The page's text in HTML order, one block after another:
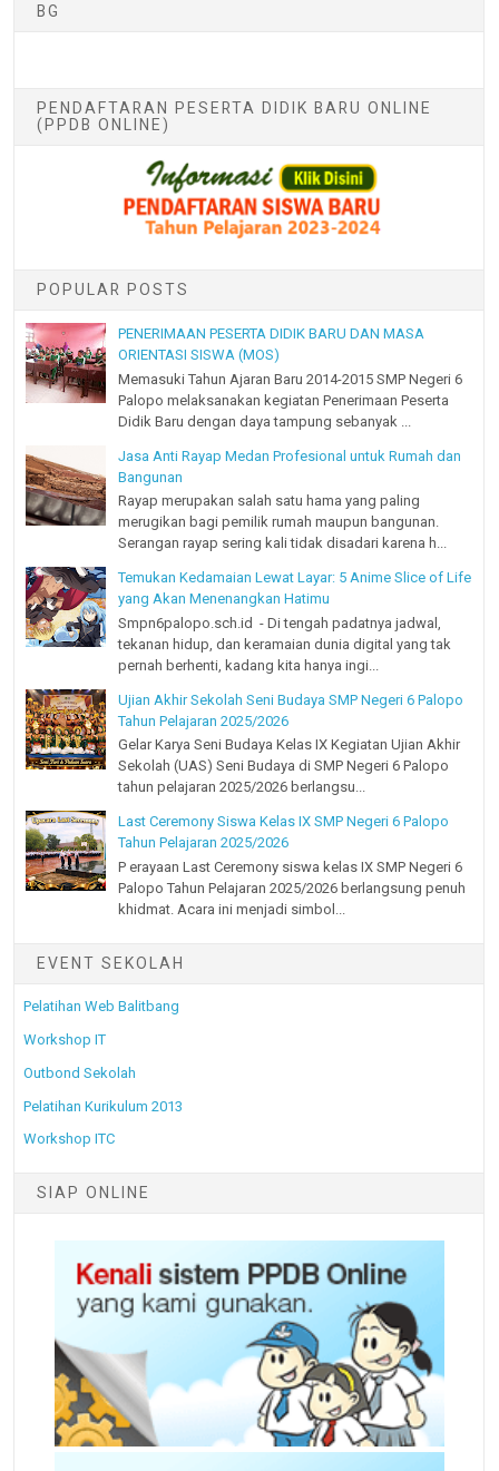
BG
PENDAFTARAN PESERTA DIDIK BARU ONLINE
(PPDB ONLINE)
POPULAR POSTS
PENERIMAAN PESERTA DIDIK BARU DAN MASA
ORIENTASI SISWA (MOS)
Memasuki Tahun Ajaran Baru 2014-2015 SMP Negeri 6
Palopo melaksanakan kegiatan Penerimaan Peserta
Didik Baru dengan daya tampung sebanyak ...
Jasa Anti Rayap Medan Profesional untuk Rumah dan
Bangunan
Rayap merupakan salah satu hama yang paling
merugikan bagi pemilik rumah maupun bangunan.
Serangan rayap sering kali tidak disadari karena h...
Temukan Kedamaian Lewat Layar: 5 Anime Slice of Life
yang Akan Menenangkan Hatimu
Smpn6palopo.sch.id - Di tengah padatnya jadwal,
tekanan hidup, dan keramaian dunia digital yang tak
pernah berhenti, kadang kita hanya ingi...
Ujian Akhir Sekolah Seni Budaya SMP Negeri 6 Palopo
Tahun Pelajaran 2025/2026
Gelar Karya Seni Budaya Kelas IX Kegiatan Ujian Akhir
Sekolah (UAS) Seni Budaya di SMP Negeri 6 Palopo
tahun pelajaran 2025/2026 berlangsu...
Last Ceremony Siswa Kelas IX SMP Negeri 6 Palopo
Tahun Pelajaran 2025/2026
P erayaan Last Ceremony siswa kelas IX SMP Negeri 6
Palopo Tahun Pelajaran 2025/2026 berlangsung penuh
khidmat. Acara ini menjadi simbol...
EVENT SEKOLAH
Pelatihan Web Balitbang
Workshop IT
Outbond Sekolah
Pelatihan Kurikulum 2013
Workshop ITC
SIAP ONLINE